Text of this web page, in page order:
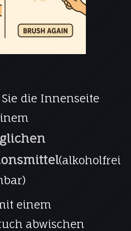
die Innenseite
(alkoholfrei,
einem
abwischen